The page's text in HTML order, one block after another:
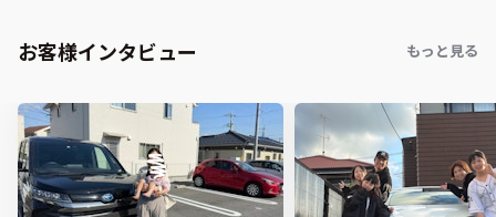
お客様インタビュー もっと見る